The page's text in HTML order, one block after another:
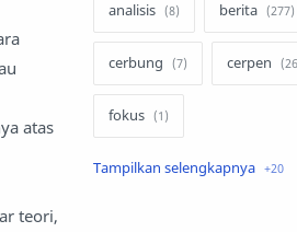
atas
teori,
analisis berita
cerbung cerpen
fokus
hukum internasional